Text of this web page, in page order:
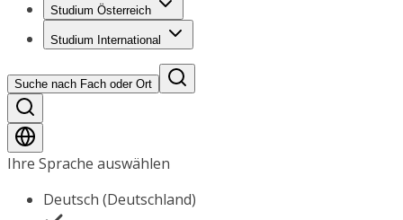
Studium Österreich
Studium International
Suche nach Fach oder Ort
Ihre Sprache auswählen
Deutsch (Deutschland)